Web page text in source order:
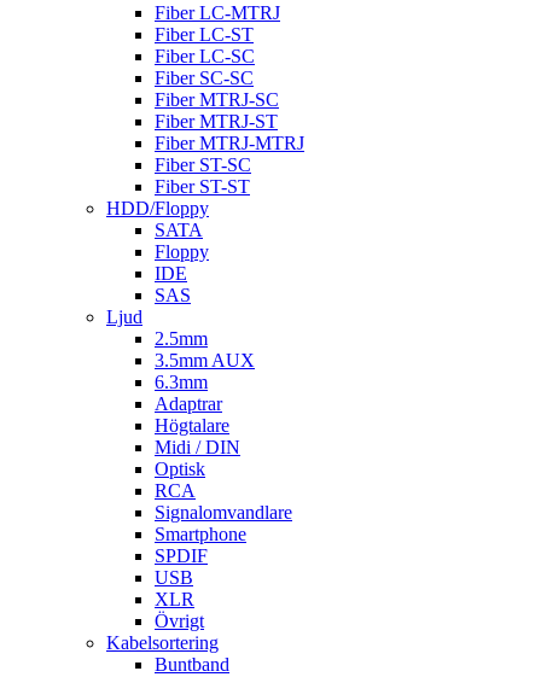
Fiber LC-MTRJ
Fiber LC-ST
Fiber LC-SC
Fiber SC-SC
Fiber MTRJ-SC
Fiber MTRJ-ST
Fiber MTRJ-MTRJ
Fiber ST-SC
Fiber ST-ST
HDD/Floppy
SATA
Floppy
IDE
SAS
Ljud
2.5mm
3.5mm AUX
6.3mm
Adaptrar
Högtalare
Midi / DIN
Optisk
RCA
Signalomvandlare
Smartphone
SPDIF
USB
XLR
Övrigt
Kabelsortering
Buntband